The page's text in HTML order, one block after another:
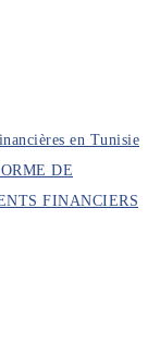
en Tunisie
DE
FINANCIERS